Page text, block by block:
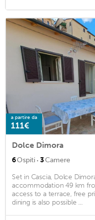
a partire da
111€
Dolce Dimora
6Ospiti · 3Camere
Set in Cascia, Dolce
accommodation 49 km
access to a terrace, free
dining is also possible ...